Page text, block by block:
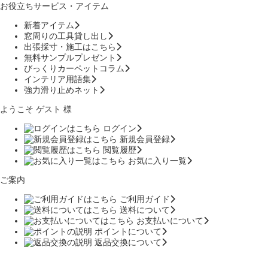
お役立ちサービス・アイテム
新着アイテム
窓周りの工具貸し出し
出張採寸・施工はこちら
無料サンプルプレゼント
びっくりカーペットコラム
インテリア用語集
強力滑り止めネット
ようこそ ゲスト 様
ログイン
新規会員登録
閲覧履歴
お気に入り一覧
ご案内
ご利用ガイド
送料について
お支払いについて
ポイントについて
返品交換について